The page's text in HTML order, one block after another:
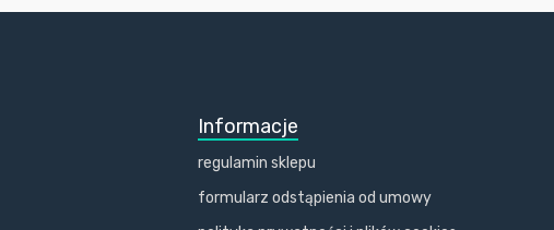
Informacje
regulamin sklepu
formularz odstąpienia od umowy